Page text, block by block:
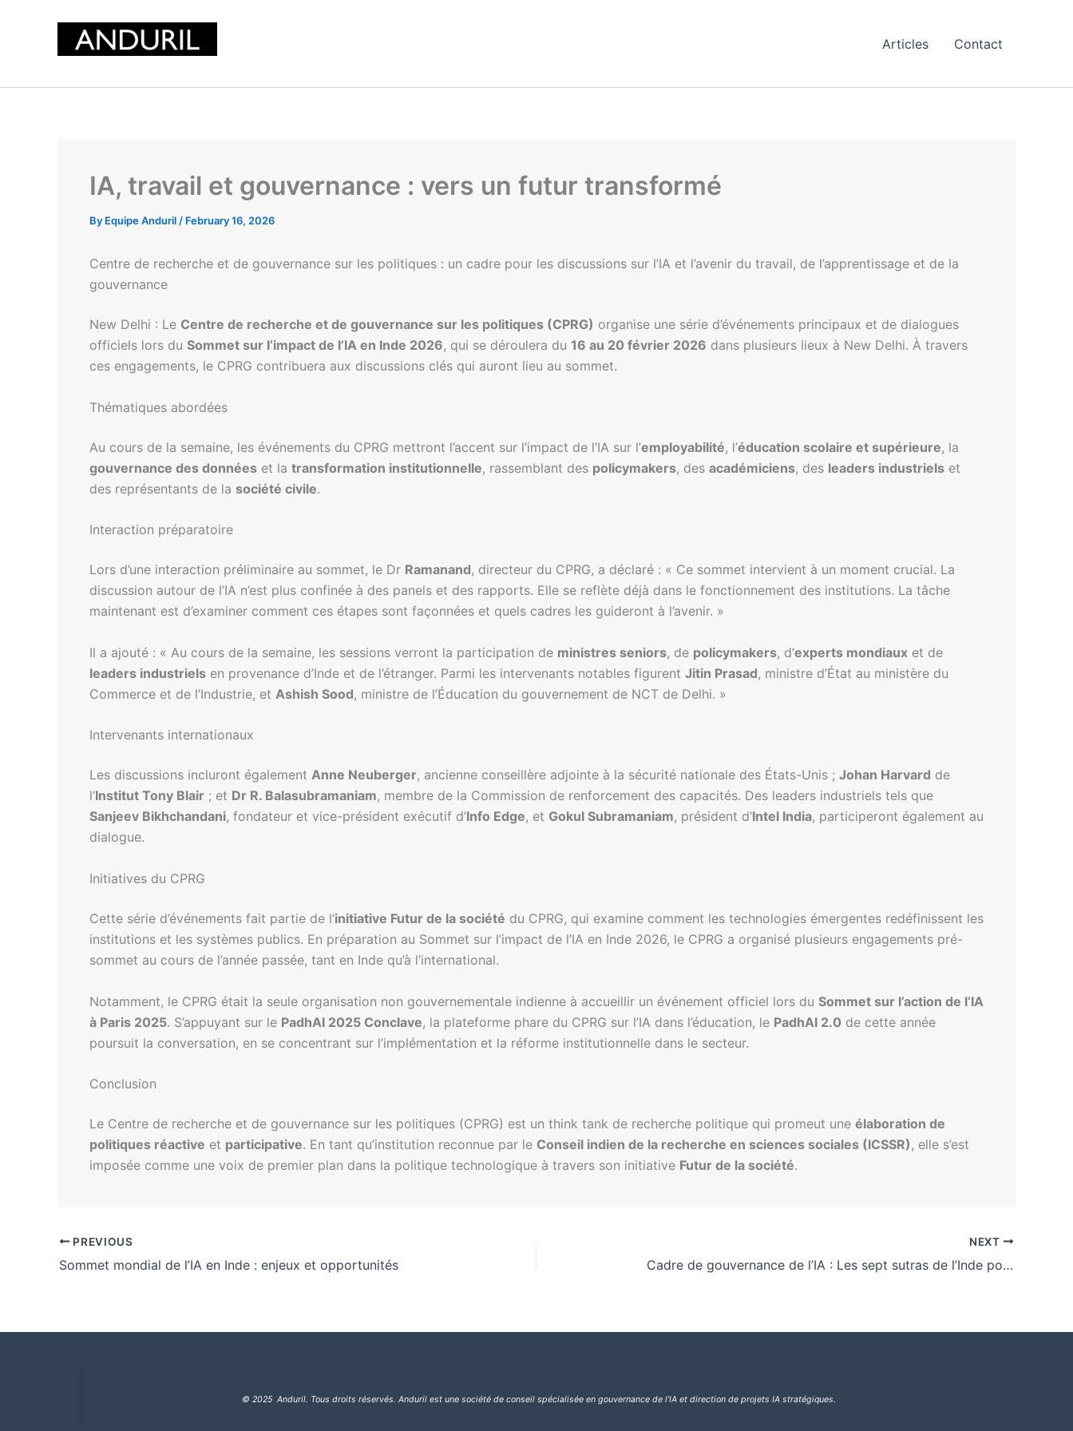
Articles Contact
IA, travail et gouvernance : vers un futur transformé
By Equipe Anduril / February 16, 2026
Centre de recherche et de gouvernance sur les politiques : un cadre pour les discussions sur l’IA et l’avenir du travail, de l’apprentissage et de la
gouvernance
New Delhi : Le Centre de recherche et de gouvernance sur les politiques (CPRG) organise une série d’événements principaux et de dialogues
officiels lors du Sommet sur l’impact de l’IA en Inde 2026, qui se déroulera du 16 au 20 février 2026 dans plusieurs lieux à New Delhi. À travers
ces engagements, le CPRG contribuera aux discussions clés qui auront lieu au sommet.
Thématiques abordées
Au cours de la semaine, les événements du CPRG mettront l’accent sur l’impact de l’IA sur l’employabilité, l’éducation scolaire et supérieure, la
gouvernance des données et la transformation institutionnelle, rassemblant des policymakers, des académiciens, des leaders industriels et
des représentants de la société civile.
Interaction préparatoire
Lors d’une interaction préliminaire au sommet, le Dr Ramanand, directeur du CPRG, a déclaré : « Ce sommet intervient à un moment crucial. La
discussion autour de l’IA n’est plus confinée à des panels et des rapports. Elle se reflète déjà dans le fonctionnement des institutions. La tâche
maintenant est d’examiner comment ces étapes sont façonnées et quels cadres les guideront à l’avenir. »
Il a ajouté : « Au cours de la semaine, les sessions verront la participation de ministres seniors, de policymakers, d’experts mondiaux et de
leaders industriels en provenance d’Inde et de l’étranger. Parmi les intervenants notables figurent Jitin Prasad, ministre d’État au ministère du
Commerce et de l’Industrie, et Ashish Sood, ministre de l’Éducation du gouvernement de NCT de Delhi. »
Intervenants internationaux
Les discussions incluront également Anne Neuberger, ancienne conseillère adjointe à la sécurité nationale des États-Unis ; Johan Harvard de
l’Institut Tony Blair ; et Dr R. Balasubramaniam, membre de la Commission de renforcement des capacités. Des leaders industriels tels que
Sanjeev Bikhchandani, fondateur et vice-président exécutif d’Info Edge, et Gokul Subramaniam, président d’Intel India, participeront également au
dialogue.
Initiatives du CPRG
Cette série d’événements fait partie de l’initiative Futur de la société du CPRG, qui examine comment les technologies émergentes redéfinissent les
institutions et les systèmes publics. En préparation au Sommet sur l’impact de l’IA en Inde 2026, le CPRG a organisé plusieurs engagements pré-
sommet au cours de l’année passée, tant en Inde qu’à l’international.
Notamment, le CPRG était la seule organisation non gouvernementale indienne à accueillir un événement officiel lors du Sommet sur l’action de l’IA
à Paris 2025. S’appuyant sur le PadhAI 2025 Conclave, la plateforme phare du CPRG sur l’IA dans l’éducation, le PadhAI 2.0 de cette année
poursuit la conversation, en se concentrant sur l’implémentation et la réforme institutionnelle dans le secteur.
Conclusion
Le Centre de recherche et de gouvernance sur les politiques (CPRG) est un think tank de recherche politique qui promeut une élaboration de
politiques réactive et participative. En tant qu’institution reconnue par le Conseil indien de la recherche en sciences sociales (ICSSR), elle s’est
imposée comme une voix de premier plan dans la politique technologique à travers son initiative Futur de la société.
PREVIOUS
Sommet mondial de l’IA en Inde : enjeux et opportunités
NEXT
Cadre de gouvernance de l’IA : Les sept sutras de l’Inde pour une innovation responsable
© 2025 Anduril. Tous droits réservés. Anduril est une société de conseil spécialisée en gouvernance de l’IA et direction de projets IA stratégiques.